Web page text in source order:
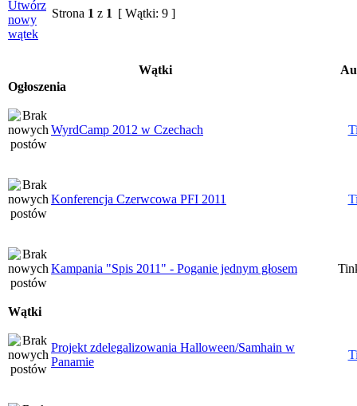
Strona 1 z 1 [ Wątki: 9 ]
Wątki
Ogłoszenia
WyrdCamp 2012 w Czechach
Konferencja Czerwcowa PFI 2011
Kampania "Spis 2011" - Poganie jednym głosem
Wątki
Projekt zdelegalizowania Halloween/Samhain w
Panamie